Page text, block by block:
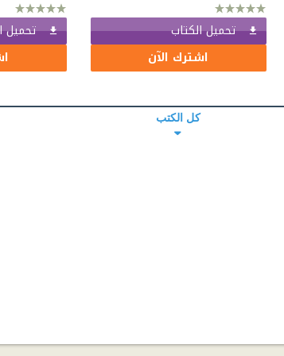
تحميل الكتاب
اشترك الآن
تحميل
كل الكتب